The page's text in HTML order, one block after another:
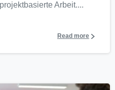
Arbeit....
Read more